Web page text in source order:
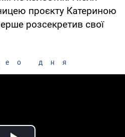
проєкту Катериною
розсекретив свої
дня